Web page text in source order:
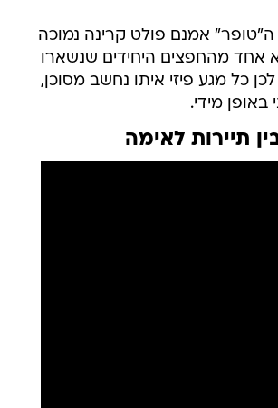
אמנם פולט קרינה נמוכה
אחד מהחפצים היחידים שנשארו
כל מגע פיזי איתו נחשב מסוכן,
מידי.
תיירות לאימה